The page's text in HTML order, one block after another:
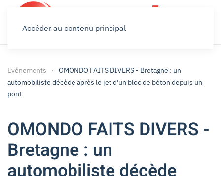
Accéder au contenu principal
Evènements
OMONDO FAITS DIVERS - Bretagne : un
automobiliste décède après le jet d'un bloc de béton depuis un
pont
OMONDO FAITS DIVERS -
Bretagne : un